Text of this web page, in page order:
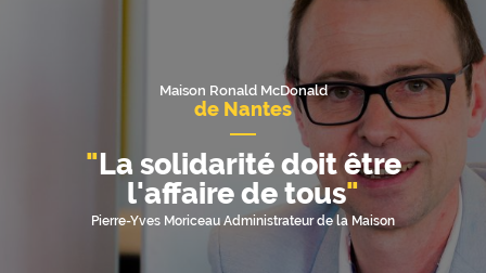
Informations pratiques
Nos partenaires
Maison Ronald McDonald
de Nantes
La solidarité doit être
l'affaire de tous
Pierre-Yves Moriceau Administrateur de la Maison